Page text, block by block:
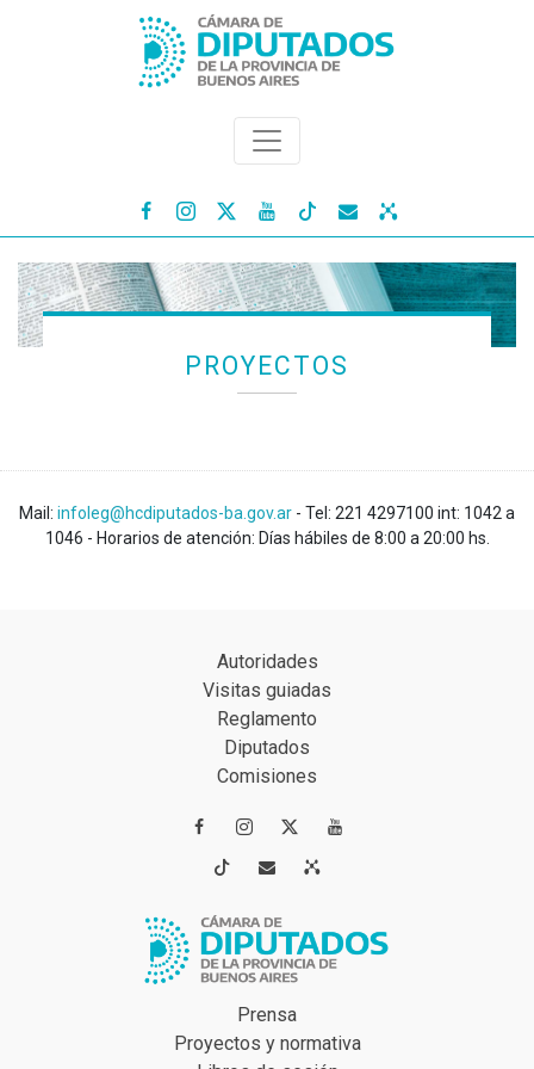
   
PROYECTOS
Mail: infoleg@hcdiputados-ba.gov.ar - Tel: 221 4297100 int: 1042 a
1046 - Horarios de atención: Días hábiles de 8:00 a 20:00 hs.
Autoridades
Visitas guiadas
Reglamento
Diputados
Comisiones
 
 
Prensa
Proyectos y normativa